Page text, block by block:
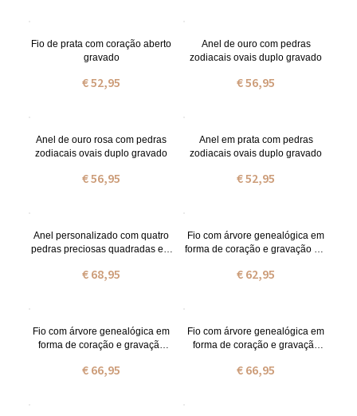
Fio de prata com coração aberto
gravado
€ 52,95
Anel de ouro com pedras
zodiacais ovais duplo gravado
€ 56,95
Anel de ouro rosa com pedras
zodiacais ovais duplo gravado
€ 56,95
Anel em prata com pedras
zodiacais ovais duplo gravado
€ 52,95
Anel personalizado com quatro
pedras preciosas quadradas em
€ 68,95
Fio com árvore genealógica em
forma de coração e gravação em
zodiacais
€ 62,95
Fio com árvore genealógica em
forma de coração e gravação
pedras zodiacais
€ 66,95
Fio com árvore genealógica em
forma de coração e gravação
e pedras zodiacais
€ 66,95